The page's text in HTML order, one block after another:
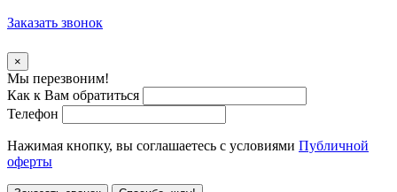
Заказать звонок
×
Мы перезвоним!
Как к Вам обратиться
Телефон
Нажимая кнопку, вы соглашаетесь с условиями Публичной
оферты